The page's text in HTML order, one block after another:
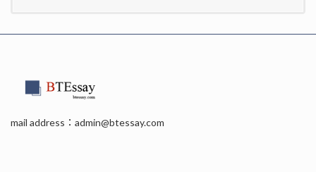
mail address：admin@btessay.com